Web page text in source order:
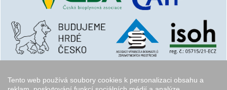
Tento web používá soubory cookies k personalizaci obsahu a